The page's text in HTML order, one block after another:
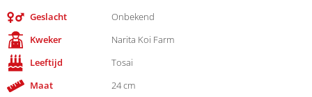
Geslacht
Onbekend
Kweker
Narita Koi Farm
Leeftijd
Tosai
Maat
24 cm